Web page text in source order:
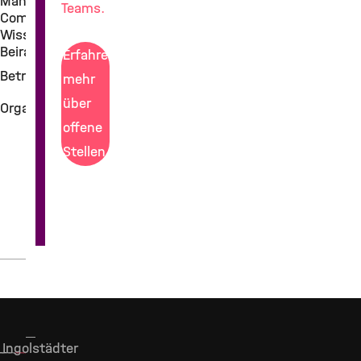
Committee
Wissenschaftlicher
Beirat
Betriebsrat
Organigramm
Teams.
Erfahre
mehr
über
offene
Stellen
Ingolstädter